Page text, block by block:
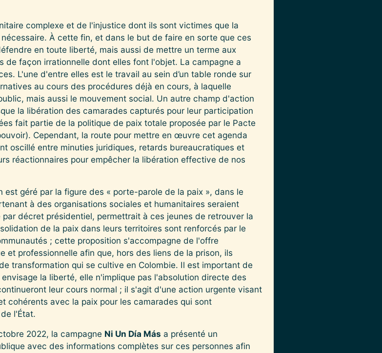
complexe et de l'injustice dont ils sont victimes que la
À cette fin, et dans le but de faire en sorte que ces
en toute liberté, mais aussi de mettre un terme aux
de façon irrationnelle dont elles font l'objet. La campagne a
L'une d'entre elles est le travail au sein d’un table ronde sur
au cours des procédures déjà en cours, à laquelle
mais aussi le mouvement social. Un autre champ d'action
la libération des camarades capturés pour leur participation
fait partie de la politique de paix totale proposée par le Pacte
Cependant, la route pour mettre en œuvre cet agenda
oscillé entre minuties juridiques, retards bureaucratiques et
réactionnaires pour empêcher la libération effective de nos
géré par la figure des « porte-parole de la paix », dans le
à des organisations sociales et humanitaires seraient
décret présidentiel, permettrait à ces jeunes de retrouver la
de la paix dans leurs territoires sont renforcés par le
; cette proposition s'accompagne de l'offre
et professionnelle afin que, hors des liens de la prison, ils
transformation qui se cultive en Colombie. Il est important de
la liberté, elle n'implique pas l'absolution directe des
leur cours normal ; il s'agit d'une action urgente visant
cohérents avec la paix pour les camarades qui sont
l'État.
2022, la campagne Ni Un Día Más a présenté un
avec des informations complètes sur ces personnes afin